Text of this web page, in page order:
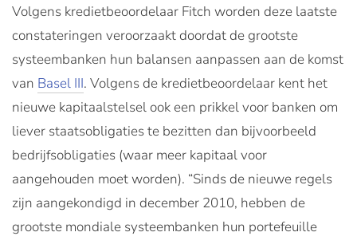
Volgens kredietbeoordelaar Fitch worden deze laatste
constateringen veroorzaakt doordat de grootste
systeembanken hun balansen aanpassen aan de komst
van Basel III. Volgens de kredietbeoordelaar kent het
nieuwe kapitaalstelsel ook een prikkel voor banken om
liever staatsobligaties te bezitten dan bijvoorbeeld
bedrijfsobligaties (waar meer kapitaal voor
aangehouden moet worden). “Sinds de nieuwe regels
zijn aangekondigd in december 2010, hebben de
grootste mondiale systeembanken hun portefeuille